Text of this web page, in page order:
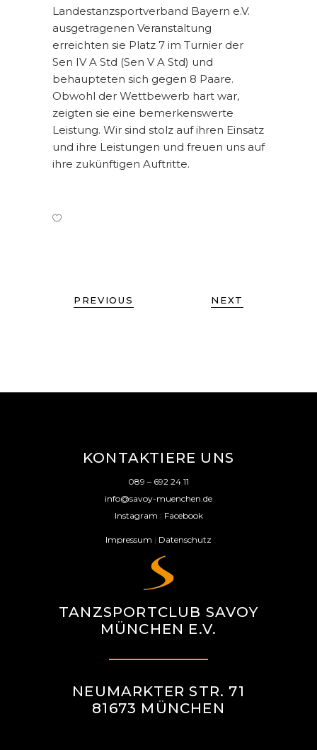
Landestanzsportverband Bayern e.V.
ausgetragenen Veranstaltung
erreichten sie Platz 7 im Turnier der
Sen IV A Std (Sen V A Std) und
behaupteten sich gegen 8 Paare.
Obwohl der Wettbewerb hart war,
zeigten sie eine bemerkenswerte
Leistung. Wir sind stolz auf ihren Einsatz
und ihre Leistungen und freuen uns auf
ihre zukünftigen Auftritte.
PREVIOUS NEXT
KONTAKTIERE UNS
089 – 692 24 11
info@savoy-muenchen.de
Instagram | Facebook
Impressum | Datenschutz
TANZSPORTCLUB SAVOY
MÜNCHEN E.V.
NEUMARKTER STR. 71
81673 MÜNCHEN